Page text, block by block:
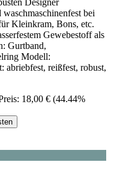
bei
Kleinkram, Bons, etc.
Gewebestoff als
Gurtband,
Modell:
abriebfest, reißfest, robust,
18,00 € (44.44%